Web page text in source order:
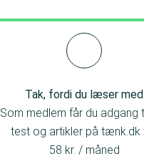
Tak, fordi du læser med
Som medlem får du adgang
test og artikler på tænk.dk
58 kr. / måned